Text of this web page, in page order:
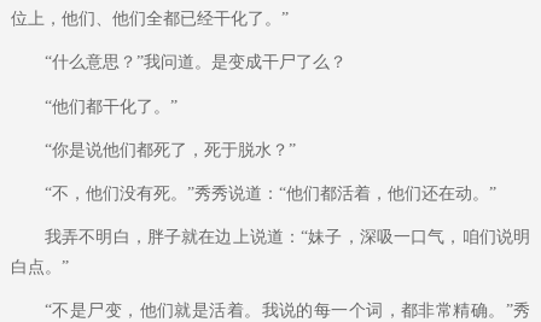
位上，他们、他们全都已经干化了。”
“什么意思？”我问道。是变成干尸了么？
“他们都干化了。”
“你是说他们都死了，死于脱水？”
“不，他们没有死。”秀秀说道：“他们都活着，他们还在动。”
我弄不明白，胖子就在边上说道：“妹子，深吸一口气，咱们说明
白点。”
“不是尸变，他们就是活着。我说的每一个词，都非常精确。”秀